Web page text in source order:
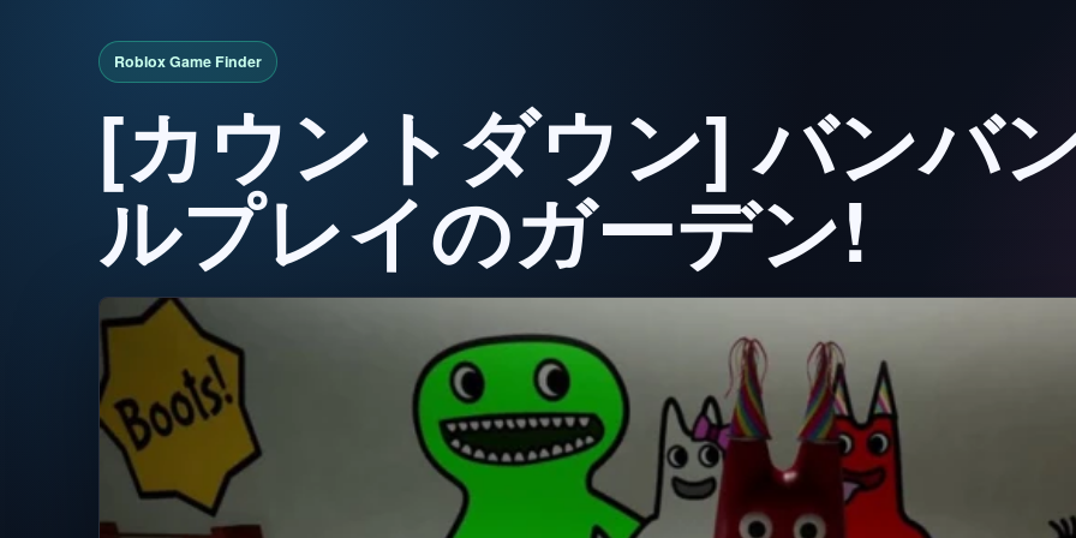
[カウントダウン] バンバ
ルプレイのガーデン!